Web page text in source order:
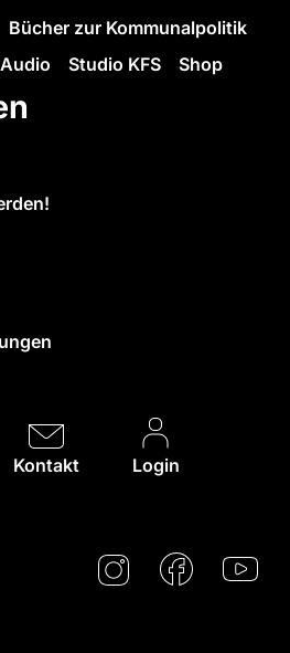
Bücher zur Kommunalpolitik
Studio KFS Shop
Kontakt Login